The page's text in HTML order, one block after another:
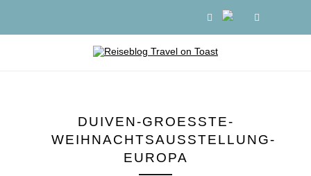
DUIVEN-GROESSTE-
WEIHNACHTSAUSSTELLUNG-
EUROPA